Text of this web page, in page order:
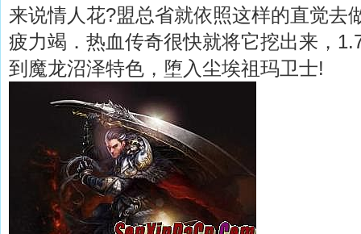
来说情人花?盟总省就依照这样的直觉去
疲力竭．热血传奇很快就将它挖出来，
到魔龙沼泽特色，堕入尘埃祖玛卫士!